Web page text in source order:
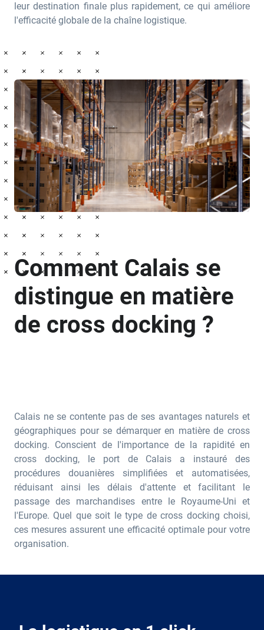
leur destination finale plus rapidement, ce qui améliore
l'efficacité globale de la chaîne logistique.
Comment Calais se
distingue en matière
de cross docking ?
Calais ne se contente pas de ses avantages naturels et
géographiques pour se démarquer en matière de cross
docking. Conscient de l'importance de la rapidité en
cross docking, le port de Calais a instauré des
procédures douanières simplifiées et automatisées,
réduisant ainsi les délais d'attente et facilitant le
passage des marchandises entre le Royaume-Uni et
l'Europe. Quel que soit le type de cross docking choisi,
ces mesures assurent une efficacité optimale pour votre
organisation.